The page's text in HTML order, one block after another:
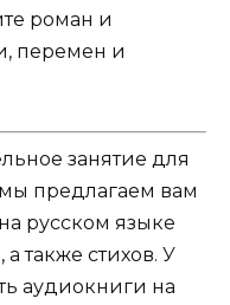
роман и
перемен и
занятие для
предлагаем вам
русском языке
также стихов. У
аудиокниги на